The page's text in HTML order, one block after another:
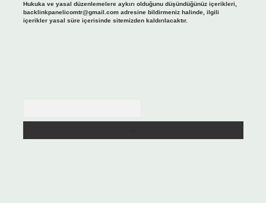
Hukuka ve yasal düzenlemelere aykırı olduğunu düşündüğünüz içerikleri,
backlinkpanelicomtr@gmail.comadresine bildirmeniz halinde, ilgili
içerikler yasal süre içerisinde sitemizden kaldırılacaktır.